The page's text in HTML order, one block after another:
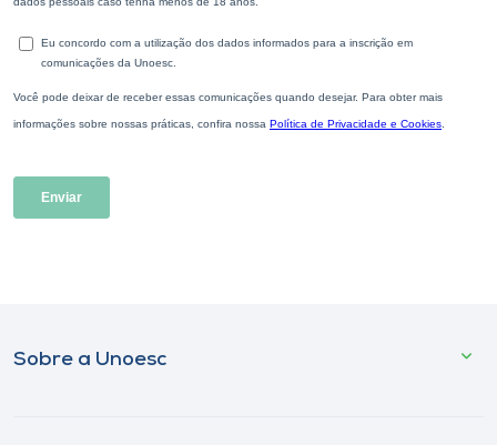
Sobre a Unoesc